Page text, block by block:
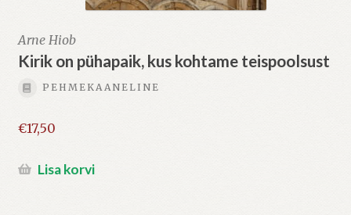
Arne Hiob
Kirik on pühapaik, kus kohtame teispoolsust
PEHMEKAANELINE
€17,50
Lisa korvi